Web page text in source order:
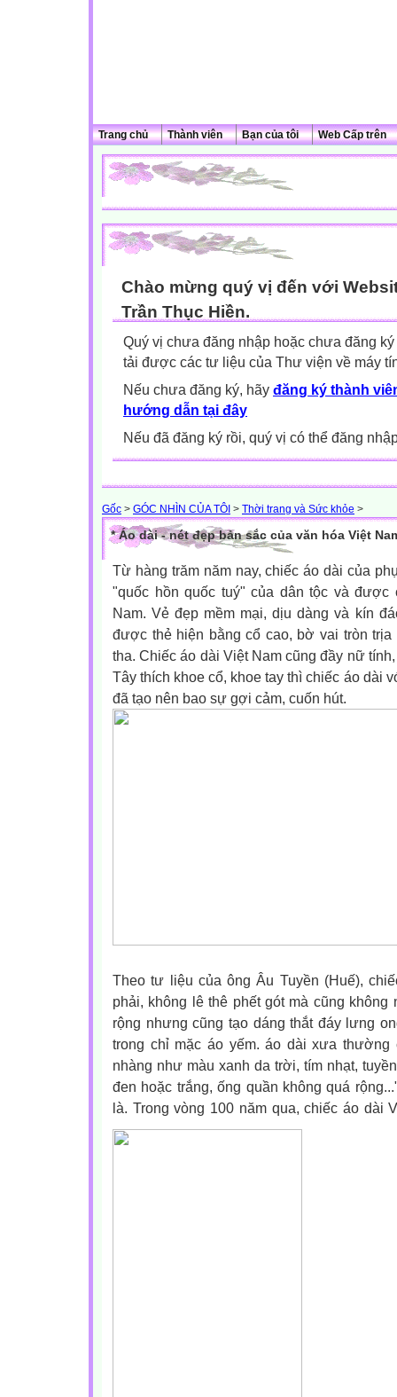
Trang chủ Thành viên Bạn của tôi Web Cấp trên
Chào mừng quý vị đến với
Trần Thục Hiền.
Quý vị chưa đăng nhập hoặc chưa đăng
tải được các tư liệu của Thư viện về máy
Nếu chưa đăng ký, hãy đăng ký thành
hướng dẫn tại đây
Nếu đã đăng ký rồi, quý vị có thể đăng
Gốc > GÓC NHÌN CỦA TÔI > Thời trang và Sức khỏe >
* Áo dài - nét đẹp bản sắc của văn hóa Việt
Từ hàng trăm năm nay, chiếc áo dài của
"quốc hồn quốc tuý" của dân tộc và
Nam. Vẻ đẹp mềm mại, dịu dàng và kín
được thẻ hiện bằng cổ cao, bờ vai tròn
tha. Chiếc áo dài Việt Nam cũng đầy nữ
Tây thích khoe cổ, khoe tay thì chiếc áo dài
đã tạo nên bao sự gợi cảm, cuốn hút.
Theo tư liệu của ông Âu Tuyền (Huế),
phải, không lê thê phết gót mà cũng
rộng nhưng cũng tạo dáng thắt đáy lưng
trong chỉ mặc áo yếm. áo dài xưa thường
nhàng như màu xanh da trời, tím nhạt,
đen hoặc trắng, ống quần không quá
là. Trong vòng 100 năm qua, chiếc áo dài